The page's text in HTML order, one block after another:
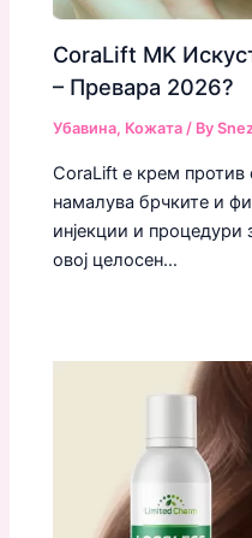
CoraLift MK
– Превара 2026?
Убавина, Кожата / By
CoraLift е крем против
намалува брчките и
инјекции и процедури
овој целосен…